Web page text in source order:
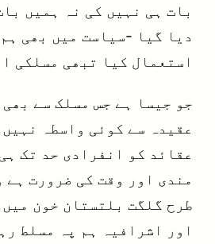
بات ہی نہیں کی نہ ہمیں
دیا گیا -سیاست میں بھی
استعمال کیا تبھی مسلکی
جو جیسا ہے جس مسلک سے
عقیدہ سے کوئی واسطہ
عقائد کو انفرادی حد تک
مندی اور وقت کی ضرورت ہے
طرح گلگت بلتستان خون
اور اشرافیہ ہم پہ مسلط